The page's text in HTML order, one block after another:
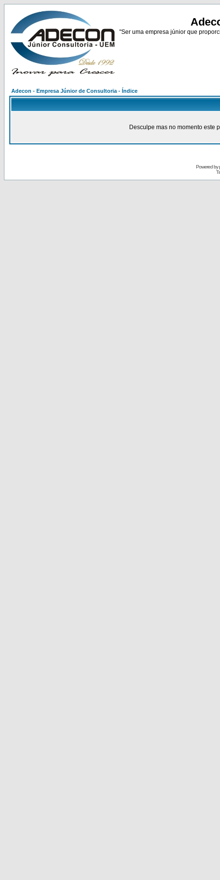
"Ser uma empresa júnior que
Adecon - Empresa Júnior de Consultoria - Índice
Desculpe mas no momento este
Powered by